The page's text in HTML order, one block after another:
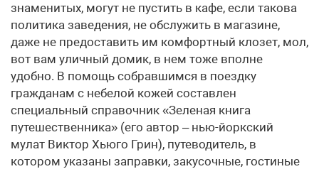
знаменитых, могут не пустить в кафе, если такова
политика заведения, не обслужить в магазине,
даже не предоставить им комфортный клозет, мол,
вот вам уличный домик, в нем тоже вполне
удобно. В помощь собравшимся в поездку
гражданам с небелой кожей составлен
специальный справочник «Зеленая книга
путешественника» (его автор – нью-йоркский
мулат Виктор Хьюго Грин), путеводитель, в
котором указаны заправки, закусочные, гостиные